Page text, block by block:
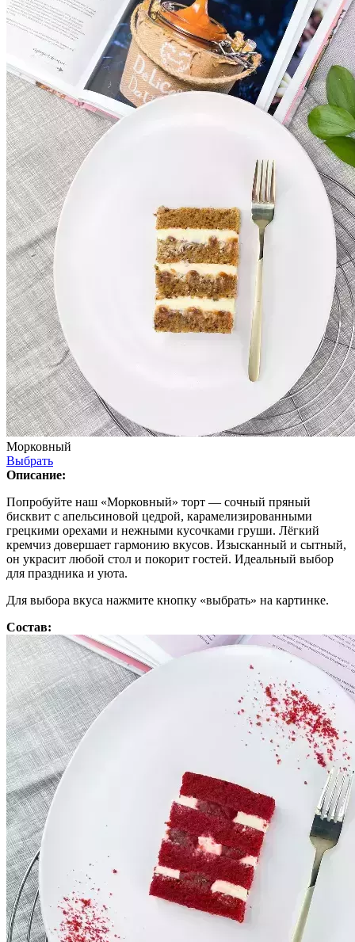
Морковный
Выбрать
Описание:
Попробуйте наш «Морковный» торт — сочный пряный
бисквит с апельсиновой цедрой, карамелизированными
грецкими орехами и нежными кусочками груши. Лёгкий
кремчиз довершает гармонию вкусов. Изысканный и сытный,
он украсит любой стол и покорит гостей. Идеальный выбор
для праздника и уюта.
Для выбора вкуса нажмите кнопку «выбрать» на картинке.
Состав: